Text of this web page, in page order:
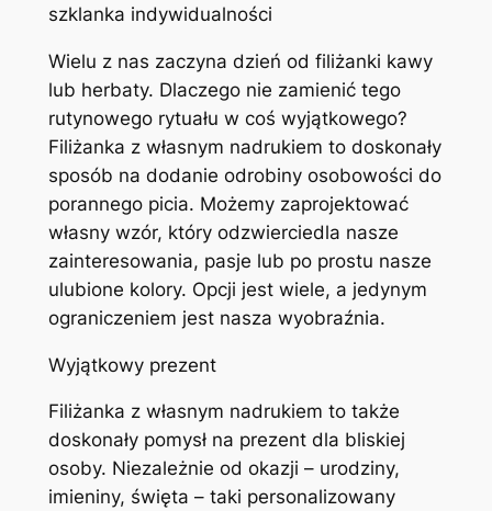
szklanka indywidualności
Wielu z nas zaczyna dzień od filiżanki kawy
lub herbaty. Dlaczego nie zamienić tego
rutynowego rytuału w coś wyjątkowego?
Filiżanka z własnym nadrukiem to doskonały
sposób na dodanie odrobiny osobowości do
porannego picia. Możemy zaprojektować
własny wzór, który odzwierciedla nasze
zainteresowania, pasje lub po prostu nasze
ulubione kolory. Opcji jest wiele, a jedynym
ograniczeniem jest nasza wyobraźnia.
Wyjątkowy prezent
Filiżanka z własnym nadrukiem to także
doskonały pomysł na prezent dla bliskiej
osoby. Niezależnie od okazji – urodziny,
imieniny, święta – taki personalizowany